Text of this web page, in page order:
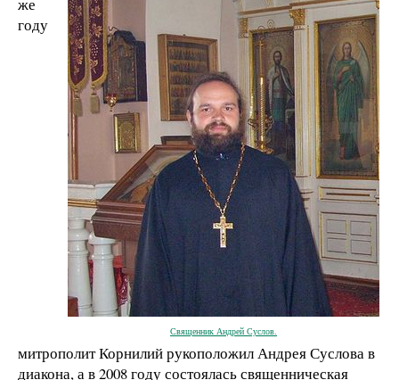
Священник Андрей Суслов.
же
году
митрополит Корнилий рукоположил Андрея Суслова в
диакона, а в 2008 году состоялась священническая